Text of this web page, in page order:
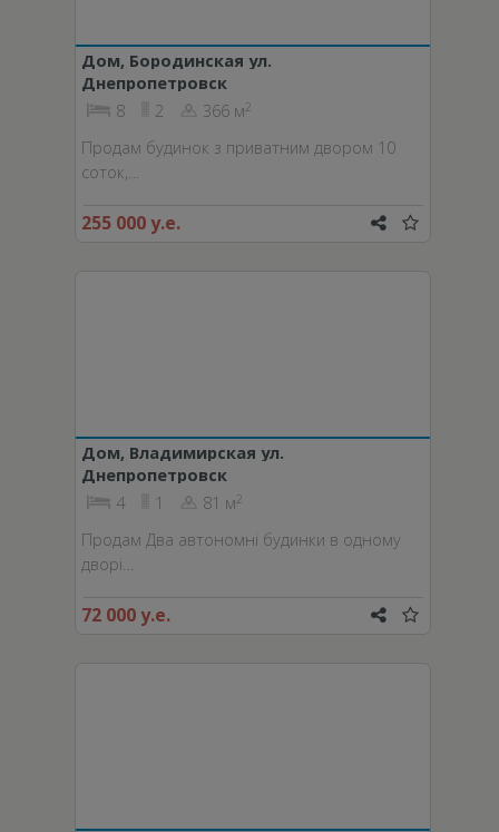
Дом, Бородинская ул.
Днепропетровск
8
2 366 м2
Продам будинок з приватним двором 10
соток,…
255 000 у.е.
Дом, Владимирская ул.
Днепропетровск
4
1 81 м2
Продам Два автономні будинки в одному
дворі…
72 000 у.е.